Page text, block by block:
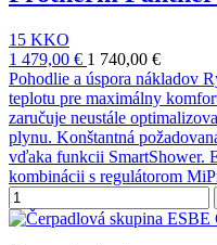
15 KKO
1 479,00 € 1 740,00 €
Pohodlie a úspora nákladov
teplotu pre maximálny
zaručuje neustále
plynu. Konštantná
vďaka funkcii SmartShower.
kombinácii s regulátorom